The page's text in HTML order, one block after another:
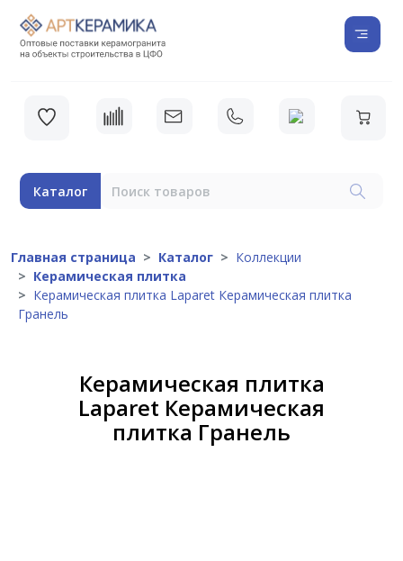
Каталог
Главная страница Каталог
Коллекции
Керамическая плитка
Керамическая плитка Laparet Керамическая плитка
Гранель
Керамическая плитка
Laparet Керамическая
плитка Гранель